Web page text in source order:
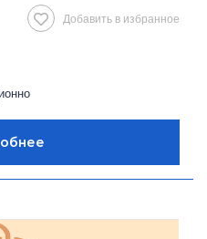
Добавить в избранное